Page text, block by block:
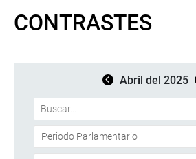
CONTRASTES
Abril del 2025